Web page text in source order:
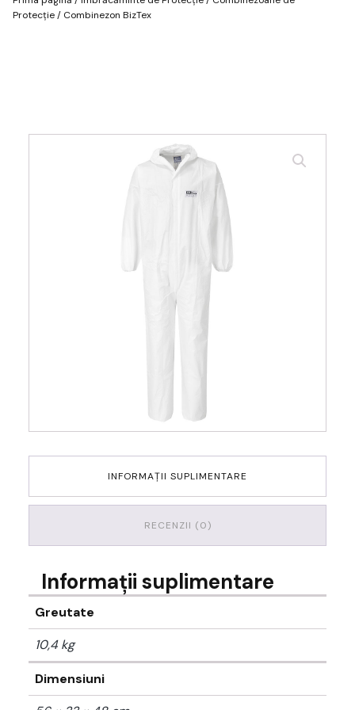
Protecție/ Combinezon BizTex
INFORMAȚII SUPLIMENTARE
RECENZII (0)
Informații suplimentare
Greutate
10,4 kg
Dimensiuni